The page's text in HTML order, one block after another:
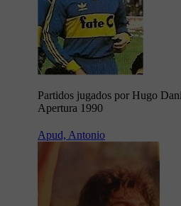
Partidos jugados por Hugo
Apertura 1990
Apud, Antonio